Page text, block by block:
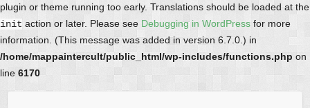
plugin or theme running too early. Translations should be loaded at the
init action or later. Please see Debugging in WordPress for more
information. (This message was added in version 6.7.0.) in
/home/mappaintercult/public_html/wp-includes/functions.php on
line 6170